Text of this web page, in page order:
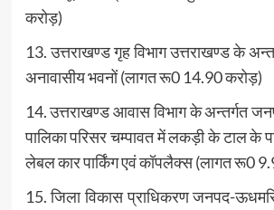
करोड़)
13. उत्तराखण्ड गृह विभाग उत्तराखण्ड के
अनावासीय भवनों (लागत रू0 14.90 करोड़)
14. उत्तराखण्ड आवास विभाग के अन्तर्गत
पालिका परिसर चम्पावत में लकड़ी के टाल के
लेबल कार पार्किंग एवं कॉपलैक्स (लागत रू0
15. जिला विकास प्राधिकरण जनपद-